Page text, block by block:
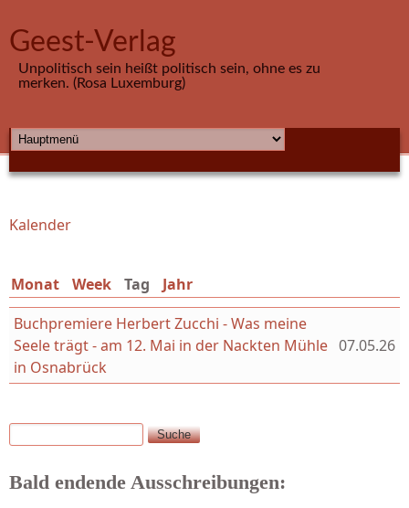
Geest-Verlag
Unpolitisch sein heißt politisch sein, ohne es zu
merken. (Rosa Luxemburg)
HAUPTMENÜ
Sie sind hier
Kalender
Monat Week Tag (aktiver Reiter)
Jahr
Buchpremiere Herbert Zucchi - Was meine
Seele trägt - am 12. Mai in der Nackten Mühle
in Osnabrück
07.05.26
Suchformular
Suche
Bald endende Ausschreibungen: